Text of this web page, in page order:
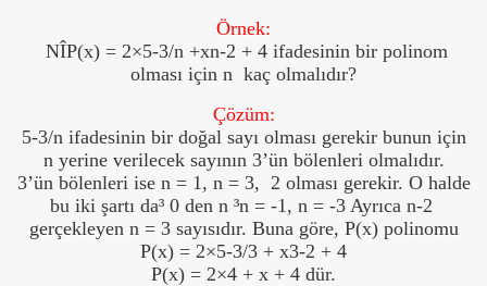
Örnek:
NÎP(x) = 2×5-3/n +xn-2 + 4 ifadesinin bir polinom
olması için n kaç olmalıdır?
Çözüm:
5-3/n ifadesinin bir doğal sayı olması gerekir bunun için
n yerine verilecek sayının 3’ün bölenleri olmalıdır.
3’ün bölenleri ise n = 1, n = 3, 2 olması gerekir. O halde
bu iki şartı da³0 den n ³n = -1, n = -3 Ayrıca n-2
gerçekleyen n = 3 sayısıdır. Buna göre, P(x) polinomu
P(x) = 2×5-3/3 + x3-2 + 4
P(x) = 2×4 + x + 4 dür.